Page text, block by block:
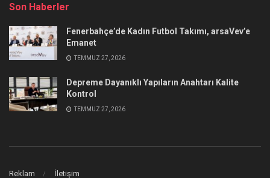
Son Haberler
Fenerbahçe’de Kadın Futbol Takımı, arsaVev’e
Emanet
TEMMUZ 27, 2026
Depreme Dayanıklı Yapıların Anahtarı Kalite
Kontrol
TEMMUZ 27, 2026
Reklam İletişim